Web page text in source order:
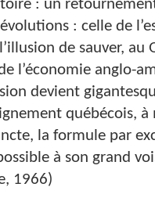
: un
: celle de
de sauver, au
l’économie anglo-
devient
québécois,
la formule par
à son grand
1966)